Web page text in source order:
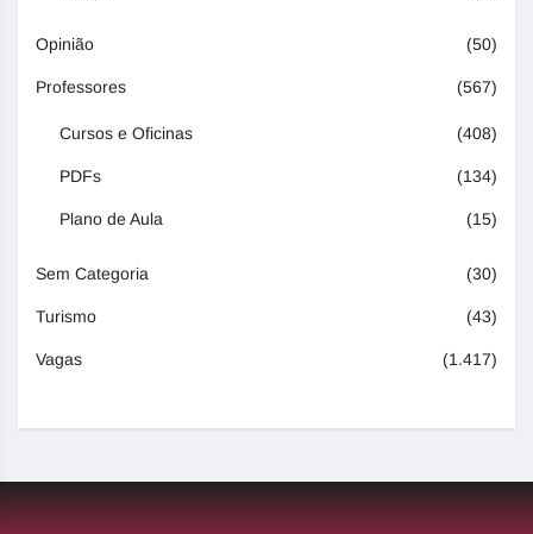
Opinião (50)
Professores (567)
Cursos e Oficinas (408)
PDFs (134)
Plano de Aula (15)
Sem Categoria (30)
Turismo (43)
Vagas (1.417)